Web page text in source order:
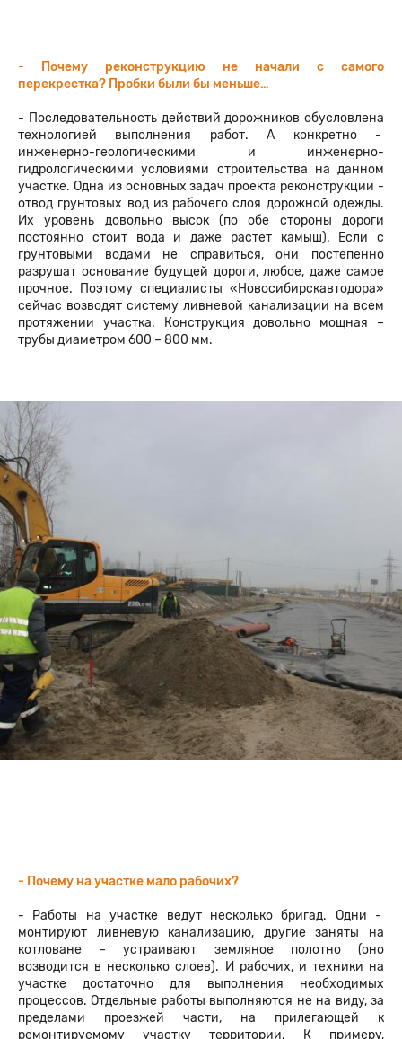
- Почему реконструкцию не начали с самого
перекрестка? Пробки были бы меньше…
- Последовательность действий дорожников обусловлена
технологией выполнения работ. А конкретно -
инженерно-геологическими и инженерно-
гидрологическими условиями строительства на данном
участке. Одна из основных задач проекта реконструкции -
отвод грунтовых вод из рабочего слоя дорожной одежды.
Их уровень довольно высок (по обе стороны дороги
постоянно стоит вода и даже растет камыш). Если с
грунтовыми водами не справиться, они постепенно
разрушат основание будущей дороги, любое, даже самое
прочное. Поэтому специалисты «Новосибирскавтодора»
сейчас возводят систему ливневой канализации на всем
протяжении участка. Конструкция довольно мощная –
трубы диаметром 600 – 800 мм.
- Почему на участке мало рабочих?
- Работы на участке ведут несколько бригад. Одни -
монтируют ливневую канализацию, другие заняты на
котловане – устраивают земляное полотно (оно
возводится в несколько слоев). И рабочих, и техники на
участке достаточно для выполнения необходимых
процессов. Отдельные работы выполняются не на виду, за
пределами проезжей части, на прилегающей к
ремонтируемому участку территории. К примеру,